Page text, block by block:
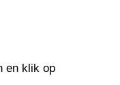
en klik op